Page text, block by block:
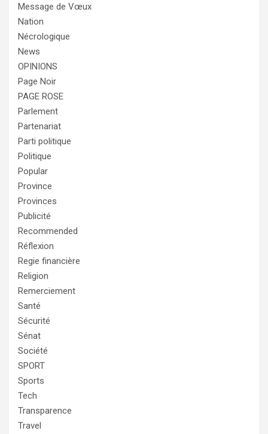
Message de Vœux
Nation
Nécrologique
News
OPINIONS
Page Noir
PAGE ROSE
Parlement
Partenariat
Parti politique
Politique
Popular
Province
Provinces
Publicité
Recommended
Réflexion
Regie financière
Religion
Remerciement
Santé
Sécurité
Sénat
Société
SPORT
Sports
Tech
Transparence
Travel